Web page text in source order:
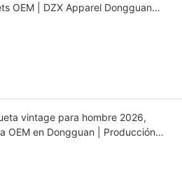
OEM | DZX Apparel Dongguan
vintage para hombre 2026,
OEM en Dongguan | Producción